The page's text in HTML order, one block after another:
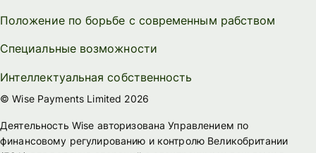
Положение по борьбе с современным рабством
Специальные возможности
Интеллектуальная собственность
© Wise Payments Limited 2026
Деятельность Wise авторизована Управлением по
финансовому регулированию и контролю Великобритании